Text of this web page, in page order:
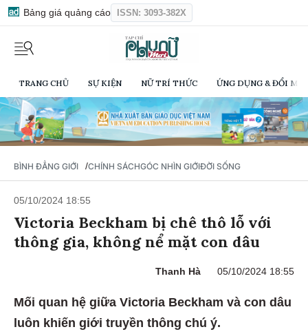
Bảng giá quảng cáo ISSN: 3093-382X
TRANG CHỦ SỰ KIỆN NỮ TRÍ THỨC ỨNG DỤNG & ĐỔI
BÌNH ĐẲNG GIỚI /CHÍNH SÁCHGÓC NHÌN GIỚIĐỜI SỐNG
05/10/2024 18:55
Victoria Beckham bị chê thô lỗ với
thông gia, không nể mặt con dâu
Thanh Hà 05/10/2024 18:55
Mối quan hệ giữa Victoria Beckham và con dâu
luôn khiến giới truyền thông chú ý.